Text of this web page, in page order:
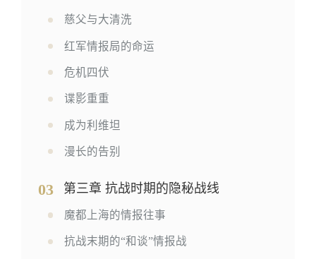
慈父与大清洗
红军情报局的命运
危机四伏
谍影重重
成为利维坦
漫长的告别
03 第三章 抗战时期的隐秘战线
魔都上海的情报往事
抗战末期的“和谈”情报战